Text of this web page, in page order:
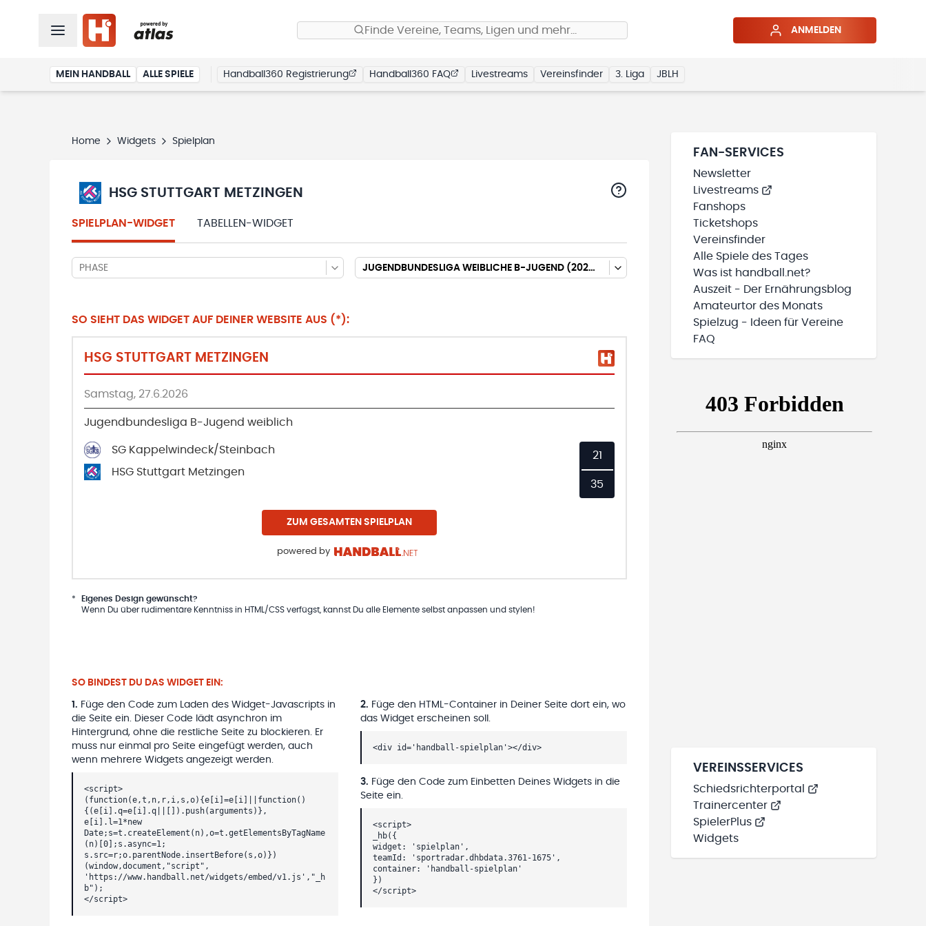
Finde Vereine, Teams, Ligen und mehr… ANMELDEN
MEIN HANDBALL ALLE SPIELE Handball360 Registrierung Handball360 FAQ Livestreams Vereinsfinder 3. Liga JBLH
Home Widgets Spielplan
HSG STUTTGART METZINGEN
SPIELPLAN-WIDGET TABELLEN-WIDGET
PHASE JUGENDBUNDESLIGA WEIBLICHE B-JUGEND (2025/2026)
SO SIEHT DAS WIDGET AUF DEINER WEBSITE AUS (*):
HSG STUTTGART METZINGEN
Samstag, 27.6.2026
Jugendbundesliga B-Jugend weiblich
SG Kappelwindeck/Steinbach
HSG Stuttgart Metzingen
21
35
ZUM GESAMTEN SPIELPLAN
powered by
*
Eigenes Design gewünscht?
Wenn Du über rudimentäre Kenntniss in HTML/CSS verfügst, kannst Du alle Elemente selbst anpassen und stylen!
SO BINDEST DU DAS WIDGET EIN:
1 . Füge den Code zum Laden des Widget-Javascripts in
die Seite ein. Dieser Code lädt asynchron im
Hintergrund, ohne die restliche Seite zu blockieren. Er
muss nur einmal pro Seite eingefügt werden, auch
wenn mehrere Widgets angezeigt werden.
<script>
(function(e,t,n,r,i,s,o){e[i]=e[i]||function()
{(e[i].q=e[i].q||[]).push(arguments)},
e[i].l=1*new
Date;s=t.createElement(n),o=t.getElementsByTagName
(n)[0];s.async=1;
s.src=r;o.parentNode.insertBefore(s,o)})
(window,document,"script",
'https://www.handball.net/widgets/embed/v1.js',"_h
b");
</script>
2. Füge den HTML-Container in Deiner Seite dort ein, wo
das Widget erscheinen soll.
<div id='handball-spielplan'></div>
3. Füge den Code zum Einbetten Deines Widgets in die
Seite ein.
<script>
_hb({
widget: 'spielplan',
teamId: 'sportradar.dhbdata.3761-1675',
container: 'handball-spielplan'
})
</script>
FAN-SERVICES
Newsletter
Livestreams
Fanshops
Ticketshops
Vereinsfinder
Alle Spiele des Tages
Was ist handball.net?
Auszeit - Der Ernährungsblog
Amateurtor des Monats
Spielzug - Ideen für Vereine
FAQ
VEREINSSERVICES
Schiedsrichterportal
Trainercenter
SpielerPlus
Widgets